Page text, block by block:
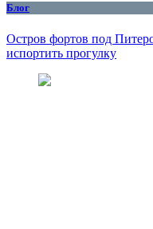
Блог
Остров фортов под
испортить прогулку